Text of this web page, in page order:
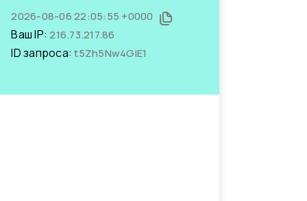
2026-08-06 22:05:55 +0000
Ваш IP:216.73.217.86
ID запроса:t5Zh5Nw4GiE1